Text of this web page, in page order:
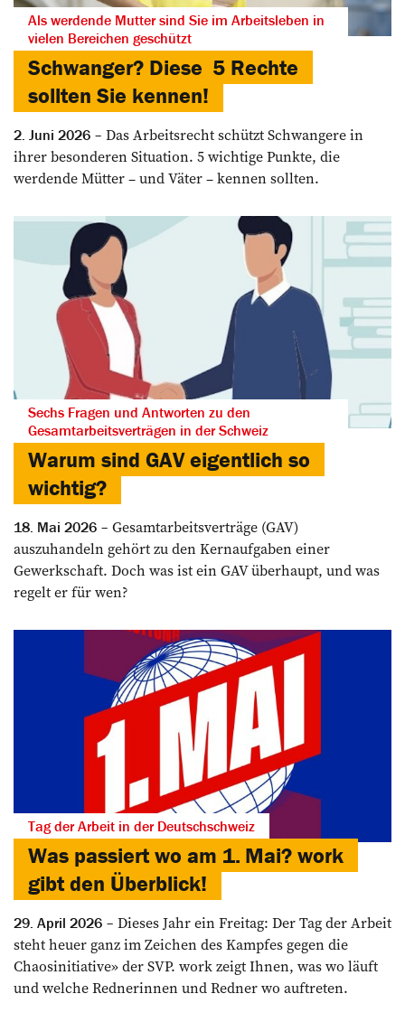
Als werdende Mutter sind Sie im Arbeitsleben in
vielen Bereichen geschützt
Schwanger? Diese 5 Rechte
sollten Sie kennen!
2. Juni 2026
Das Arbeitsrecht schützt Schwangere in
ihrer ­besonderen Situation. 5 wichtige Punkte, die
werdende Mütter – und Väter – kennen sollten.
Sechs Fragen und Antworten zu den
Gesamtarbeitsverträgen in der Schweiz
Warum sind GAV eigentlich so
wichtig?
18. Mai 2026
Gesamtarbeitsverträge (GAV)
auszuhandeln gehört zu den Kernaufgaben einer
Gewerkschaft. Doch was ist ein GAV überhaupt, und was
regelt er für wen?
Tag der Arbeit in der Deutschschweiz
Was passiert wo am 1. Mai? work
gibt den Überblick!
29. April 2026
Dieses Jahr ein Freitag: Der Tag der Arbeit
steht heuer ganz im Zeichen des Kampfes gegen die
Chaosinitiative» der SVP. work zeigt Ihnen, was wo läuft
und welche Rednerinnen und Redner wo auftreten.